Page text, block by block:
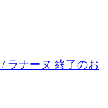
/ ラナーヌ 終了のお